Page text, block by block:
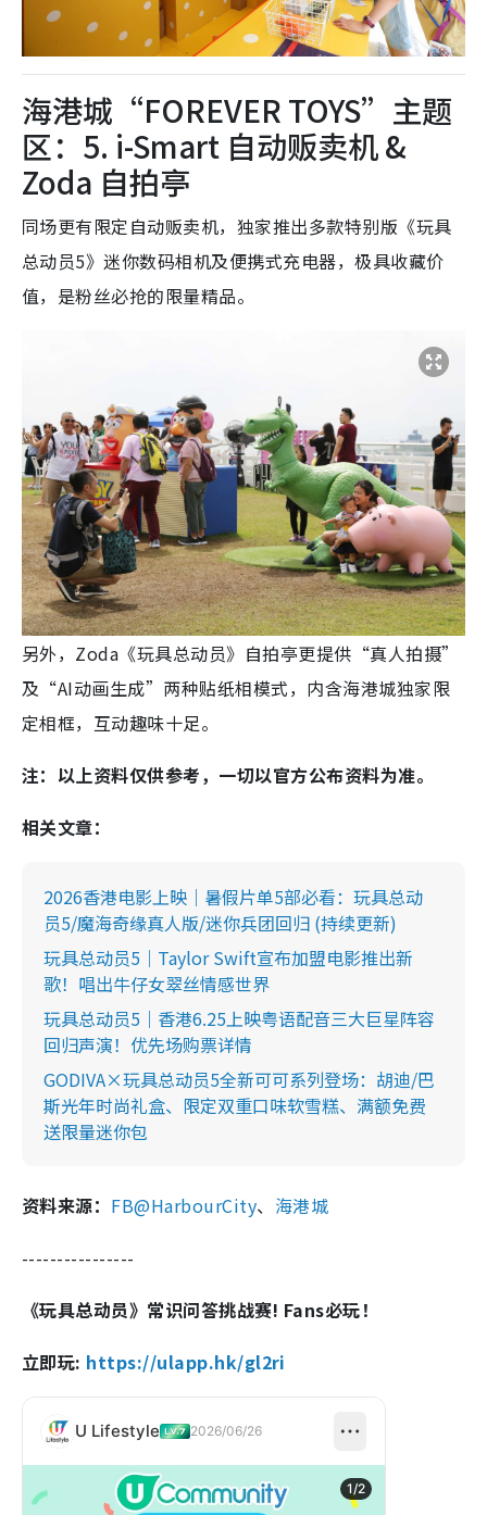
海港城“FOREVER TOYS”主题
区：5. i-Smart 自动贩卖机 &
Zoda 自拍亭
同场更有限定自动贩卖机，独家推出多款特别版《玩具
总动员5》迷你数码相机及便携式充电器，极具收藏价
值，是粉丝必抢的限量精品。
另外，Zoda《玩具总动员》自拍亭更提供“真人拍摄”
及“AI动画生成”两种贴纸相模式，内含海港城独家限
定相框，互动趣味十足。
注：以上资料仅供参考，一切以官方公布资料为准。
相关文章：
2026香港电影上映｜暑假片单5部必看：玩具总动
员5/魔海奇缘真人版/迷你兵团回归 (持续更新)
玩具总动员5｜Taylor Swift宣布加盟电影推出新
歌！唱出牛仔女翠丝情感世界
玩具总动员5｜香港6.25上映粤语配音三大巨星阵容
回归声演！优先场购票详情
GODIVA×玩具总动员5全新可可系列登场：胡迪/巴
斯光年时尚礼盒、限定双重口味软雪糕、满额免费
送限量迷你包
资料来源： FB@HarbourCity、 海港城
----------------
《玩具总动员》常识问答挑战赛! Fans必玩！
立即玩: https://ulapp.hk/gl2ri